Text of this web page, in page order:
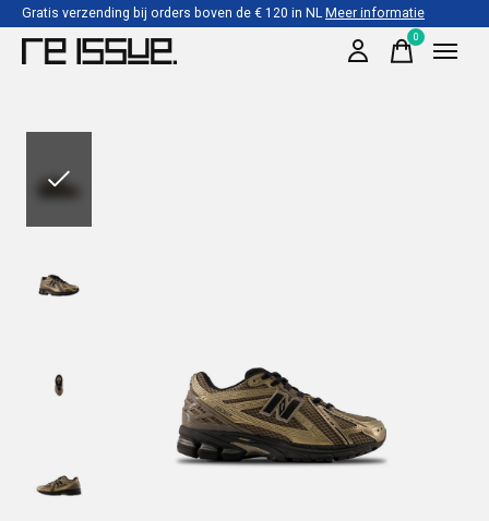
Gratis verzending bij orders boven de € 120 in NLMeer informatie
0items